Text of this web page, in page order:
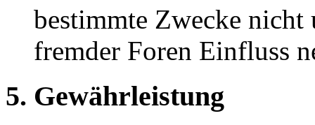
bestimmte Zwecke nicht
fremder Foren Einfluss
5. Gewährleistung